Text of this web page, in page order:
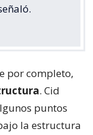
por completo,
. Cid
puntos
la estructura